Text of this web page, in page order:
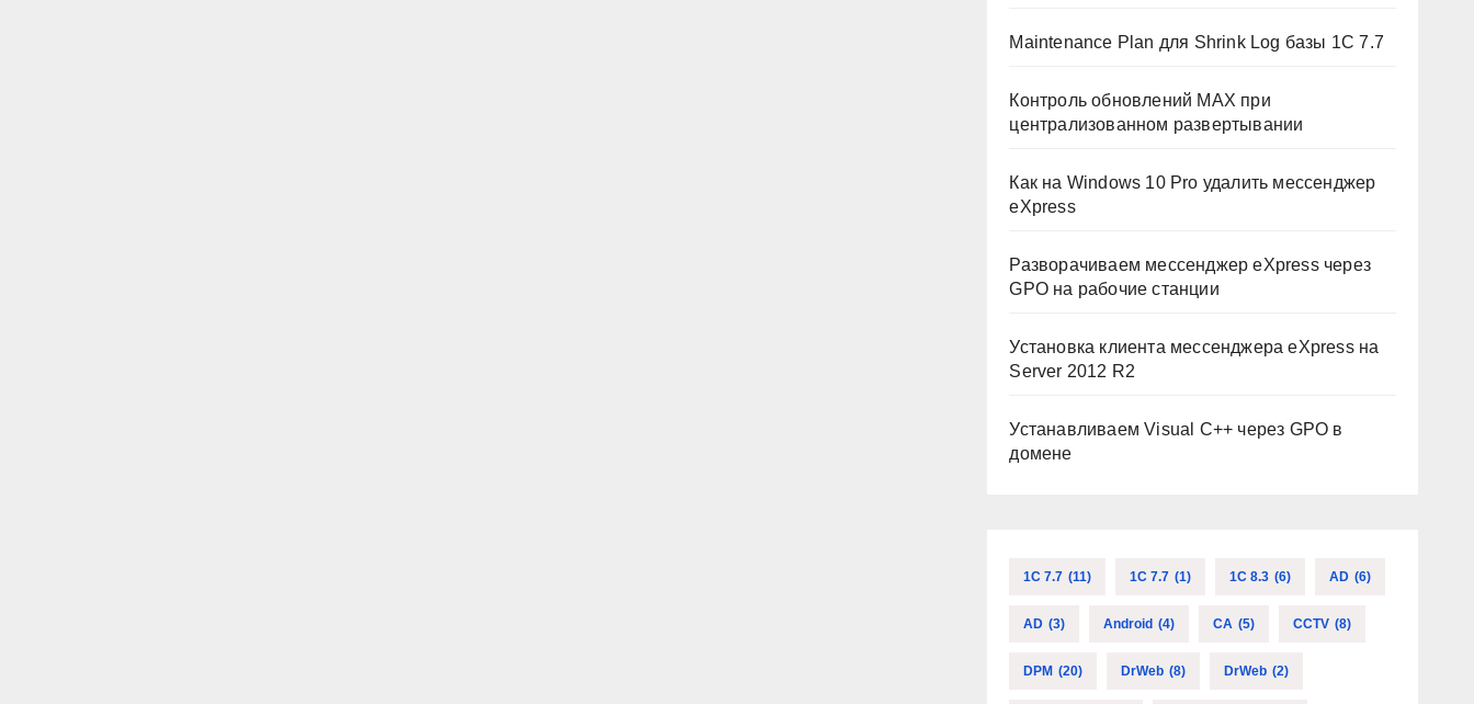
Maintenance Plan для Shrink Log базы 1C 7.7
Контроль обновлений MAX при
централизованном развертывании
Как на Windows 10 Pro удалить мессенджер
eXpress
Разворачиваем мессенджер eXpress через
GPO на рабочие станции
Установка клиента мессенджера eXpress на
Server 2012 R2
Устанавливаем Visual C++ через GPO в
домене
1C 7.7 (11) 1C 7.7 (1) 1C 8.3 (6) AD (6)
AD (3) Android (4) CA (5) CCTV (8)
DPM (20) DrWeb (8) DrWeb (2)